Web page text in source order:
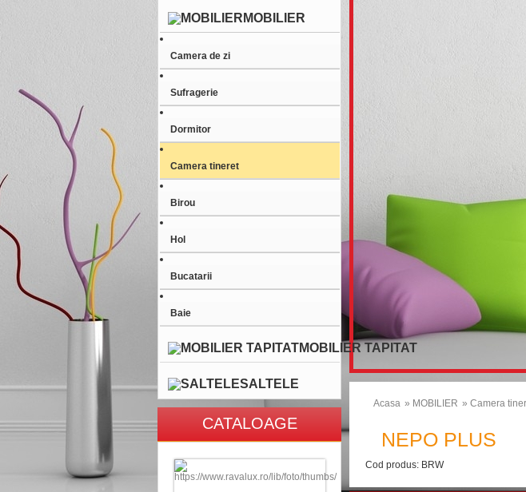
Acasa » MOBILIER » Camera
NEPO PLUS
Cod produs: BRW
MOBILIER
Camera de zi
Sufragerie
Dormitor
Camera tineret
Birou
Hol
Bucatarii
Baie
MOBILIER TAPITAT
SALTELE
CATALOAGE